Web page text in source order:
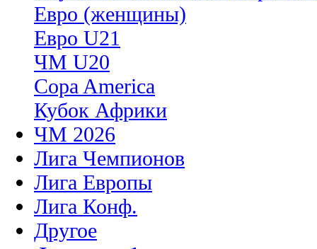
Евро (женщины)
Евро U21
ЧМ U20
Copa America
Кубок Африки
ЧМ 2026
Лига Чемпионов
Лига Европы
Лига Конф.
Другое